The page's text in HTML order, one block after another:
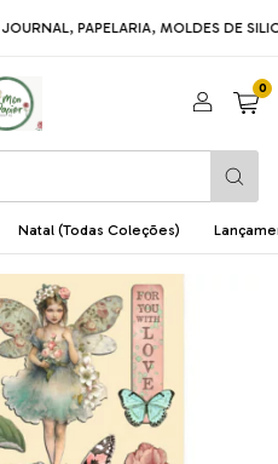
PAPELARIA, MOLDES DE
0
Natal (Todas Coleções)